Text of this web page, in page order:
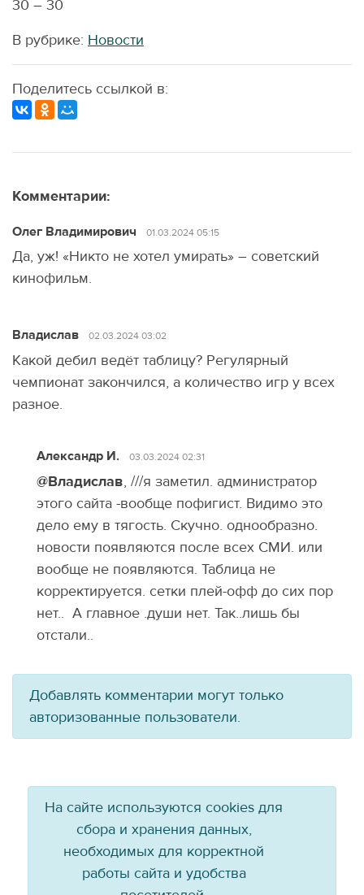
30 – 30
В рубрике: Новости
Поделитесь ссылкой в:
Комментарии:
Олег Владимирович 01.03.2024 05:15
Да, уж! «Никто не хотел умирать» – советский
кинофильм.
Владислав 02.03.2024 03:02
Какой дебил ведёт таблицу? Регулярный
чемпионат закончился, а количество игр у всех
разное.
Александр И. 03.03.2024 02:31
@Владислав, ///я заметил. администратор
этого сайта -вообще пофигист. Видимо это
дело ему в тягость. Скучно. однообразно.
новости появляются после всех СМИ. или
вообще не появляются. Таблица не
корректируется. сетки плей-офф до сих пор
нет.. А главное .души нет. Так..лишь бы
отстали..
Добавлять комментарии могут только
авторизованные пользователи.
На сайте используются cookies для
сбора и хранения данных,
необходимых для корректной
работы сайта и удобства